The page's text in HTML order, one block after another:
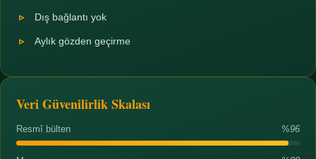
Dış bağlantı yok
Aylık gözden geçirme
Veri Güvenilirlik Skalası
Resmî bülten %96